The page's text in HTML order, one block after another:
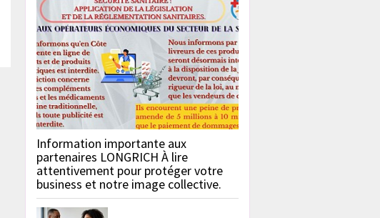
Information importante aux
partenaires LONGRICH À lire
attentivement pour protéger votre
business et notre image collective.